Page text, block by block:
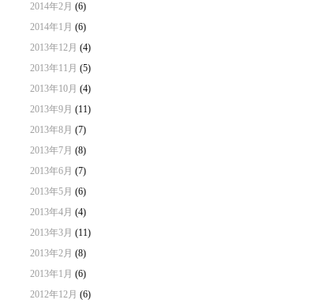
2014年2月 (6)
2014年1月 (6)
2013年12月 (4)
2013年11月 (5)
2013年10月 (4)
2013年9月 (11)
2013年8月 (7)
2013年7月 (8)
2013年6月 (7)
2013年5月 (6)
2013年4月 (4)
2013年3月 (11)
2013年2月 (8)
2013年1月 (6)
2012年12月 (6)